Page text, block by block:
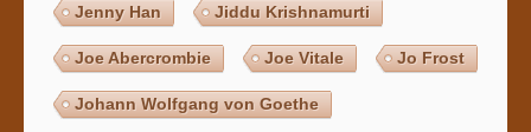
Jenny Han Jiddu Krishnamurti
Joe Abercrombie Joe Vitale Jo Frost
Johann Wolfgang von Goethe